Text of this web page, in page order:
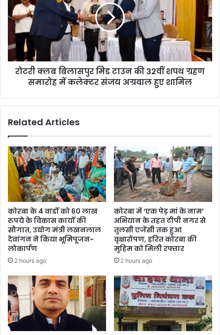
मिड
टाउन
शपथ
ग्रहण
समारोह
हुए
रोटरी क्लब बिलासपुर मिड टाउन की 32वीं शपथ ग्रहण
समारोह में कलेक्टर संजय अग्रवाल हुए शामिल
Related Articles
कोरबा के 4 वार्डों को 60 लाख
रुपये के विकास कार्यों की
सौगात, उद्योग मंत्री लखनलाल
देवांगन ने किया भूमिपूजन-
लोकार्पण
2 hours ago
कोरबा में ‘एक पेड़ मां के नाम’
अभियान के तहत टीपी नगर से
तुलसी एजेंसी तक हुआ
वृक्षारोपण, हरित कोरबा की
मुहिम को मिली रफ्तार
2 hours ago